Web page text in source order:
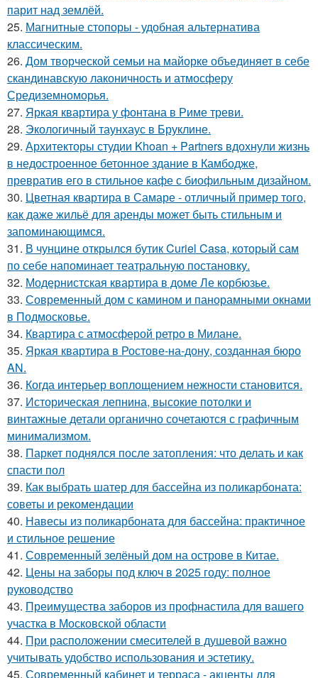
парит над землёй.
25. Магнитные стопоры - удобная альтернатива
классическим.
26. Дом творческой семьи на майорке объединяет в себе
скандинавскую лаконичность и атмосферу
Средиземноморья.
27. Яркая квартира у фонтана в Риме треви.
28. Экологичный таунхаус в Бруклине.
29. Архитекторы студии Khoan + Partners вдохнули жизнь
в недостроенное бетонное здание в Камбодже,
превратив его в стильное кафе с биофильным дизайном.
30. Цветная квартира в Самаре - отличный пример того,
как даже жильё для аренды может быть стильным и
запоминающимся.
31. В чунцине открылся бутик Curiel Casa, который сам
по себе напоминает театральную постановку.
32. Модернистская квартира в доме Ле корбюзье.
33. Современный дом с камином и панорамными окнами
в Подмосковье.
34. Квартира с атмосферой ретро в Милане.
35. Яркая квартира в Ростове-на-дону, созданная бюро
AN.
36. Когда интерьер воплощением нежности становится.
37. Историческая лепнина, высокие потолки и
винтажные детали органично сочетаются с графичным
минимализмом.
38. Паркет поднялся после затопления: что делать и как
спасти пол
39. Как выбрать шатер для бассейна из поликарбоната:
советы и рекомендации
40. Навесы из поликарбоната для бассейна: практичное
и стильное решение
41. Современный зелёный дом на острове в Китае.
42. Цены на заборы под ключ в 2025 году: полное
руководство
43. Преимущества заборов из профнастила для вашего
участка в Московской области
44. При расположении смесителей в душевой важно
учитывать удобство использования и эстетику.
45. Современный кабинет и терраса - акценты для